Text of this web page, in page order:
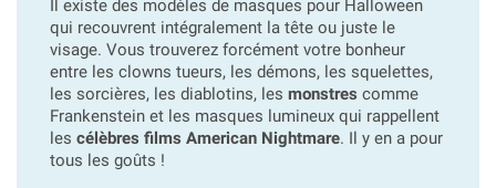
Il existe des modèles de masques pour Halloween
qui recouvrent intégralement la tête ou juste le
visage. Vous trouverez forcément votre bonheur
entre les clowns tueurs, les démons, les squelettes,
les sorcières, les diablotins, les monstres comme
Frankenstein et les masques lumineux qui rappellent
les célèbres films American Nightmare. Il y en a pour
tous les goûts !